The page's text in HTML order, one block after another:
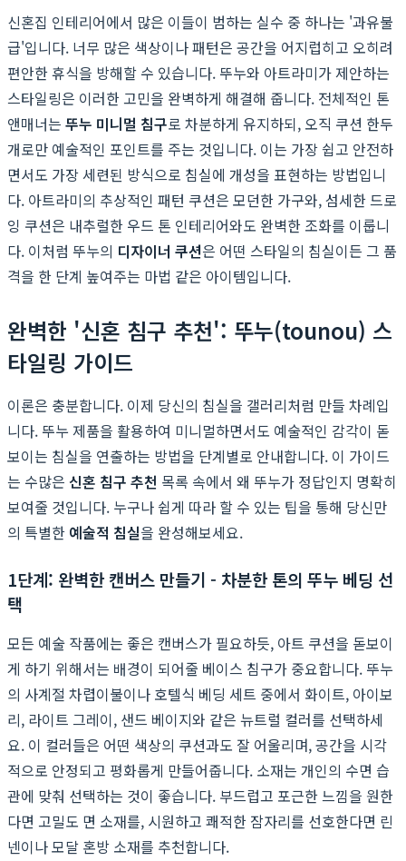
신혼집 인테리어에서 많은 이들이 범하는 실수 중 하나는 '과유불
급'입니다. 너무 많은 색상이나 패턴은 공간을 어지럽히고 오히려
편안한 휴식을 방해할 수 있습니다. 뚜누와 아트라미가 제안하는
스타일링은 이러한 고민을 완벽하게 해결해 줍니다. 전체적인 톤
앤매너는 뚜누 미니멀 침구로 차분하게 유지하되, 오직 쿠션 한두
개로만 예술적인 포인트를 주는 것입니다. 이는 가장 쉽고 안전하
면서도 가장 세련된 방식으로 침실에 개성을 표현하는 방법입니
다. 아트라미의 추상적인 패턴 쿠션은 모던한 가구와, 섬세한 드로
잉 쿠션은 내추럴한 우드 톤 인테리어와도 완벽한 조화를 이룹니
다. 이처럼 뚜누의 디자이너 쿠션은 어떤 스타일의 침실이든 그 품
격을 한 단계 높여주는 마법 같은 아이템입니다.
완벽한 '신혼 침구 추천': 뚜누(tounou) 스
타일링 가이드
이론은 충분합니다. 이제 당신의 침실을 갤러리처럼 만들 차례입
니다. 뚜누 제품을 활용하여 미니멀하면서도 예술적인 감각이 돋
보이는 침실을 연출하는 방법을 단계별로 안내합니다. 이 가이드
는 수많은 신혼 침구 추천 목록 속에서 왜 뚜누가 정답인지 명확히
보여줄 것입니다. 누구나 쉽게 따라 할 수 있는 팁을 통해 당신만
의 특별한 예술적 침실을 완성해보세요.
1단계: 완벽한 캔버스 만들기 - 차분한 톤의 뚜누 베딩 선
택
모든 예술 작품에는 좋은 캔버스가 필요하듯, 아트 쿠션을 돋보이
게 하기 위해서는 배경이 되어줄 베이스 침구가 중요합니다. 뚜누
의 사계절 차렵이불이나 호텔식 베딩 세트 중에서 화이트, 아이보
리, 라이트 그레이, 샌드 베이지와 같은 뉴트럴 컬러를 선택하세
요. 이 컬러들은 어떤 색상의 쿠션과도 잘 어울리며, 공간을 시각
적으로 안정되고 평화롭게 만들어줍니다. 소재는 개인의 수면 습
관에 맞춰 선택하는 것이 좋습니다. 부드럽고 포근한 느낌을 원한
다면 고밀도 면 소재를, 시원하고 쾌적한 잠자리를 선호한다면 린
넨이나 모달 혼방 소재를 추천합니다.